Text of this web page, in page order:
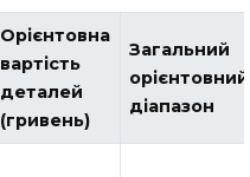
Орієнтовна
вартість
деталей
(гривень)
Загальний
орієнтовний
діапазон